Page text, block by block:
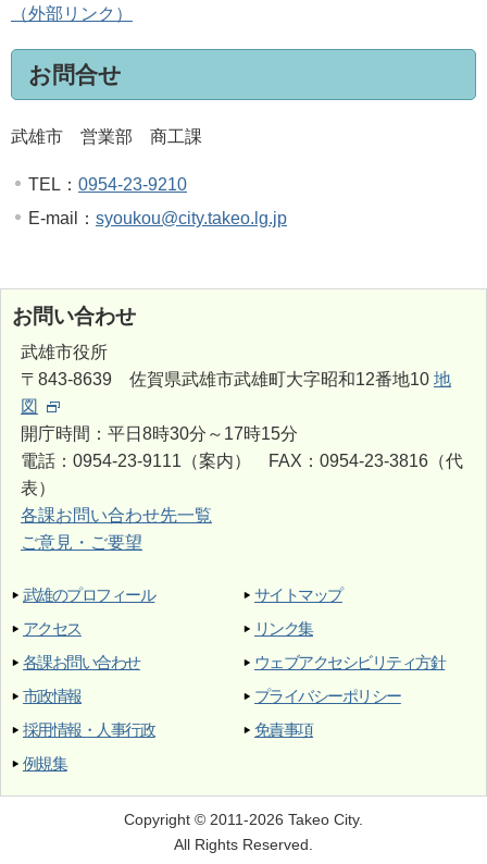
（外部リンク）
お問合せ
武雄市 営業部 商工課
TEL： 0954-23-9210
E-mail： syoukou@city.takeo.lg.jp
お問い合わせ
武雄市役所
〒843-8639 佐賀県武雄市武雄町大字昭和12番地10 地
図
開庁時間：平日8時30分～17時15分
電話：0954-23-9111（案内） FAX：0954-23-3816（代
表）
各課お問い合わせ先一覧
ご意見・ご要望
武雄のプロフィール
アクセス
各課お問い合わせ
市政情報
採用情報・人事行政
例規集
サイトマップ
リンク集
ウェブアクセシビリティ方針
プライバシーポリシー
免責事項
Copyright © 2011-2026 Takeo City.
All Rights Reserved.